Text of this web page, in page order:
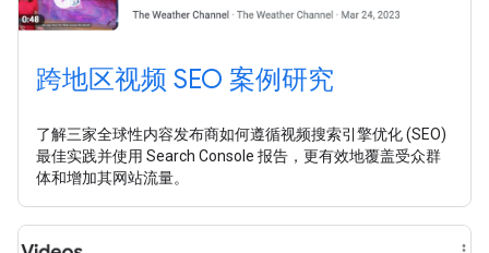
跨地区视频 SEO 案例研究
了解三家全球性内容发布商如何遵循视频搜索引擎优化 (SEO)
最佳实践并使用 Search Console 报告，更有效地覆盖受众群
体和增加其网站流量。